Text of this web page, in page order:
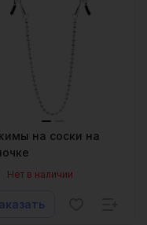
на соски на
Нет в наличии